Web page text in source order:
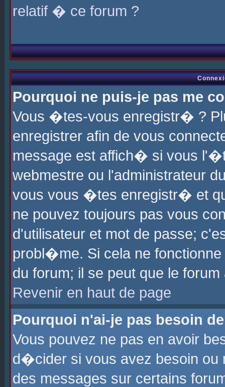
relatif � ce forum ?
Pourquoi ne puis-je pas me
Vous �tes-vous enregistr� ?
enregistrer afin de vous
message est affich� si vous
webmestre ou l'administrateur
vous vous �tes enregistr� et
ne pouvez toujours pas vous
d'utilisateur et mot de passe;
probl�me. Si cela ne
du forum; il se peut que le
Revenir en haut de page
Pourquoi n'ai-je pas besoin
Vous pouvez ne pas en avoir
d�cider si vous avez besoin ou
des messages sur certains